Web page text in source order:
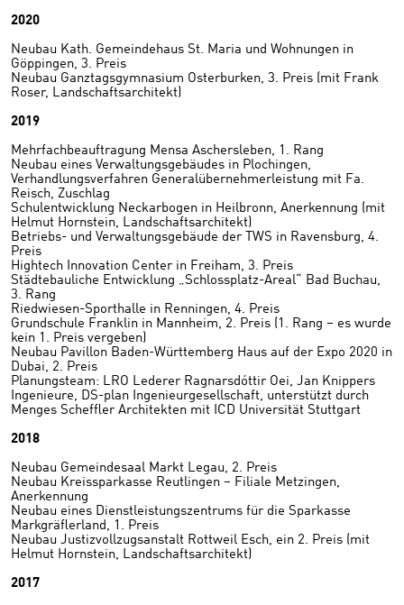
2020
Neubau Kath. Gemeindehaus St. Maria und Wohnungen in
Göppingen, 3. Preis
Neubau Ganztagsgymnasium Osterburken, 3. Preis (mit Frank
Roser, Landschaftsarchitekt)
2019
Mehrfachbeauftragung Mensa Aschersleben, 1. Rang
Neubau eines Verwaltungsgebäudes in Plochingen,
Verhandlungsverfahren Generalübernehmerleistung mit Fa.
Reisch, Zuschlag
Schulentwicklung Neckarbogen in Heilbronn, Anerkennung (mit
Helmut Hornstein, Landschaftsarchitekt)
Betriebs- und Verwaltungsgebäude der TWS in Ravensburg, 4.
Preis
Hightech Innovation Center in Freiham, 3. Preis
Städtebauliche Entwicklung „Schlossplatz-Areal“ Bad Buchau,
3. Rang
Riedwiesen-Sporthalle in Renningen, 4. Preis
Grundschule Franklin in Mannheim, 2. Preis (1. Rang – es wurde
kein 1. Preis vergeben)
Neubau Pavillon Baden-Württemberg Haus auf der Expo 2020 in
Dubai, 2. Preis
Planungsteam: LRO Lederer Ragnarsdóttir Oei, Jan Knippers
Ingenieure, DS-plan Ingenieurgesellschaft, unterstützt durch
Menges Scheffler Architekten mit ICD Universität Stuttgart
2018
Neubau Gemeindesaal Markt Legau, 2. Preis
Neubau Kreissparkasse Reutlingen – Filiale Metzingen,
Anerkennung
Neubau eines Dienstleistungszentrums für die Sparkasse
Markgräflerland, 1. Preis
Neubau Justizvollzugsanstalt Rottweil Esch, ein 2. Preis (mit
Helmut Hornstein, Landschaftsarchitekt)
2017